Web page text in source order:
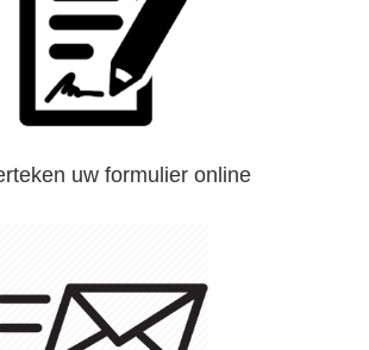
uw formulier online